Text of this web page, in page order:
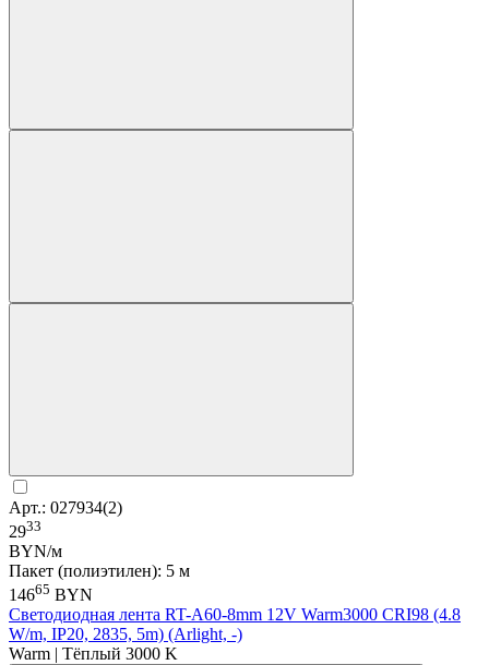
Арт.: 027934(2)
2933
BYN/м
Пакет (полиэтилен): 5 м
14665 BYN
Светодиодная лента RT-A60-8mm 12V Warm3000 CRI98 (4.8
W/m, IP20, 2835, 5m) (Arlight, -)
Warm | Тёплый 3000 K